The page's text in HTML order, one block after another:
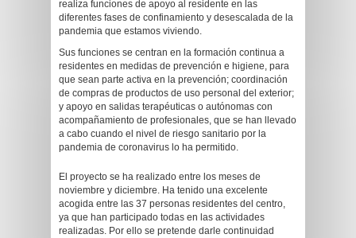
realiza funciones de apoyo al residente en las
diferentes fases de confinamiento y desescalada de la
pandemia que estamos viviendo.
Sus funciones se centran en la formación continua a
residentes en medidas de prevención e higiene, para
que sean parte activa en la prevención; coordinación
de compras de productos de uso personal del exterior;
y apoyo en salidas terapéuticas o autónomas con
acompañamiento de profesionales, que se han llevado
a cabo cuando el nivel de riesgo sanitario por la
pandemia de coronavirus lo ha permitido.
El proyecto se ha realizado entre los meses de
noviembre y diciembre. Ha tenido una excelente
acogida entre las 37 personas residentes del centro,
ya que han participado todas en las actividades
realizadas. Por ello se pretende darle continuidad